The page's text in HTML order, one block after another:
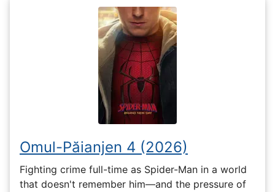
Omul-Păianjen 4 (2026)
Fighting crime full-time as Spider-Man in a world
that doesn't remember him—and the pressure of